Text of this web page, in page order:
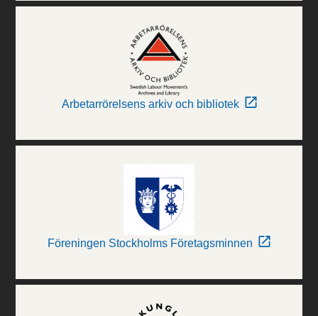
Arbetarrörelsens arkiv och bibliotek
Föreningen Stockholms Företagsminnen